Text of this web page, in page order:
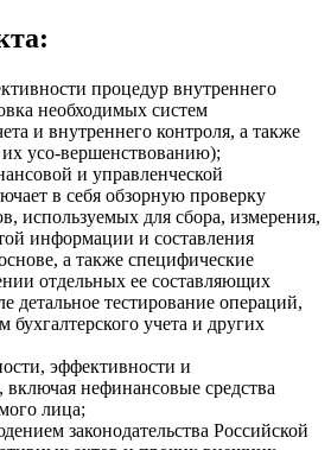
процедур внутреннего
необходимых систем
и внутреннего контроля, а также
усо-вершенствованию);
и управленческой
в себя обзорную проверку
используемых для сбора, измерения,
информации и составления
а также специфические
отдельных ее составляющих
детальное тестирование операций,
бухгалтерского учета и других
эффективности и
включая нефинансовые средства
лица;
законодательства Российской